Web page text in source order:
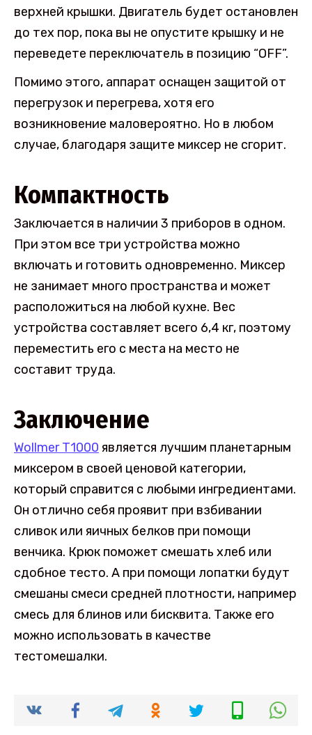
верхней крышки. Двигатель будет остановлен
до тех пор, пока вы не опустите крышку и не
переведете переключатель в позицию “OFF”.
Помимо этого, аппарат оснащен защитой от
перегрузок и перегрева, хотя его
возникновение маловероятно. Но в любом
случае, благодаря защите миксер не сгорит.
Компактность
Заключается в наличии 3 приборов в одном.
При этом все три устройства можно
включать и готовить одновременно. Миксер
не занимает много пространства и может
расположиться на любой кухне. Вес
устройства составляет всего 6,4 кг, поэтому
переместить его с места на место не
составит труда.
Заключение
WollmerT1000 является лучшим планетарным
миксером в своей ценовой категории,
который справится с любыми ингредиентами.
Он отлично себя проявит при взбивании
сливок или яичных белков при помощи
венчика. Крюк поможет смешать хлеб или
сдобное тесто. А при помощи лопатки будут
смешаны смеси средней плотности, например
смесь для блинов или бисквита. Также его
можно использовать в качестве
тестомешалки.